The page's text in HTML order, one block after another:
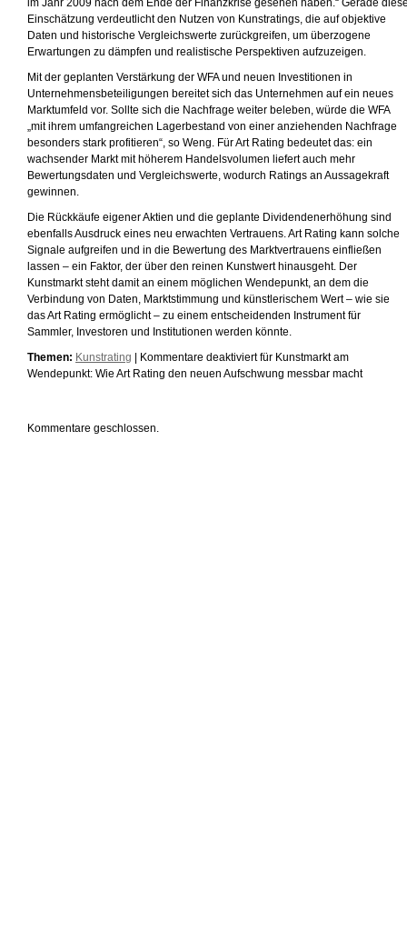
im Jahr 2009 nach dem Ende der Finanzkrise gesehen haben.“ Gerade
Einschätzung verdeutlicht den Nutzen von Kunstratings, die auf objektive
Daten und historische Vergleichswerte zurückgreifen, um überzogene
Erwartungen zu dämpfen und realistische Perspektiven aufzuzeigen.
Mit der geplanten Verstärkung der WFA und neuen Investitionen in
Unternehmensbeteiligungen bereitet sich das Unternehmen auf ein neues
Marktumfeld vor. Sollte sich die Nachfrage weiter beleben, würde die WFA
„mit ihrem umfangreichen Lagerbestand von einer anziehenden Nachfrage
besonders stark profitieren“, so Weng. Für Art Rating bedeutet das: ein
wachsender Markt mit höherem Handelsvolumen liefert auch mehr
Bewertungsdaten und Vergleichswerte, wodurch Ratings an Aussagekraft
gewinnen.
Die Rückkäufe eigener Aktien und die geplante Dividendenerhöhung sind
ebenfalls Ausdruck eines neu erwachten Vertrauens. Art Rating kann solche
Signale aufgreifen und in die Bewertung des Marktvertrauens einfließen
lassen – ein Faktor, der über den reinen Kunstwert hinausgeht. Der
Kunstmarkt steht damit an einem möglichen Wendepunkt, an dem die
Verbindung von Daten, Marktstimmung und künstlerischem Wert – wie sie
das Art Rating ermöglicht – zu einem entscheidenden Instrument für
Sammler, Investoren und Institutionen werden könnte.
Themen: Kunstrating Kommentare deaktiviertfür Kunstmarkt am
Wendepunkt: Wie Art Rating den neuen Aufschwung messbar macht
Kommentare geschlossen.